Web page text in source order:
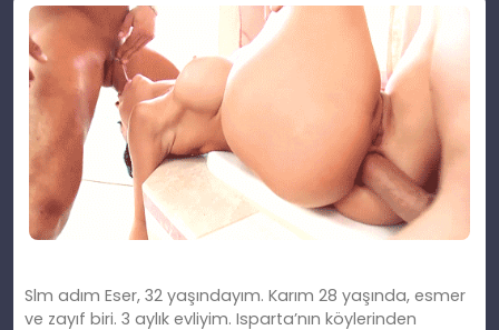
Slm adım Eser, 32 yaşındayım. Karım 28 yaşında, esmer
ve zayıf biri. 3 aylık evliyim. Isparta’nın köylerinden